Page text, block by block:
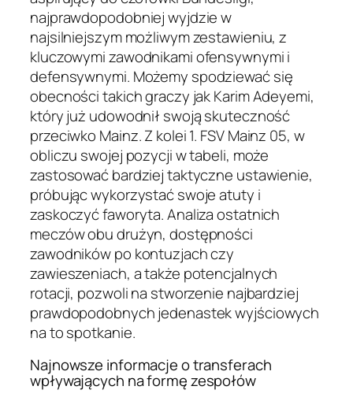
najprawdopodobniej wyjdzie w
najsilniejszym możliwym zestawieniu, z
kluczowymi zawodnikami ofensywnymi i
defensywnymi. Możemy spodziewać się
obecności takich graczy jak Karim Adeyemi,
który już udowodnił swoją skuteczność
przeciwko Mainz. Z kolei 1. FSV Mainz 05, w
obliczu swojej pozycji w tabeli, może
zastosować bardziej taktyczne ustawienie,
próbując wykorzystać swoje atuty i
zaskoczyć faworyta. Analiza ostatnich
meczów obu drużyn, dostępności
zawodników po kontuzjach czy
zawieszeniach, a także potencjalnych
rotacji, pozwoli na stworzenie najbardziej
prawdopodobnych jedenastek wyjściowych
na to spotkanie.
Najnowsze informacje o transferach
wpływających na formę zespołów